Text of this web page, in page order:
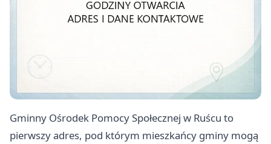
Gminny Ośrodek Pomocy Społecznej w Ruścu to
pierwszy adres, pod którym mieszkańcy gminy mogą